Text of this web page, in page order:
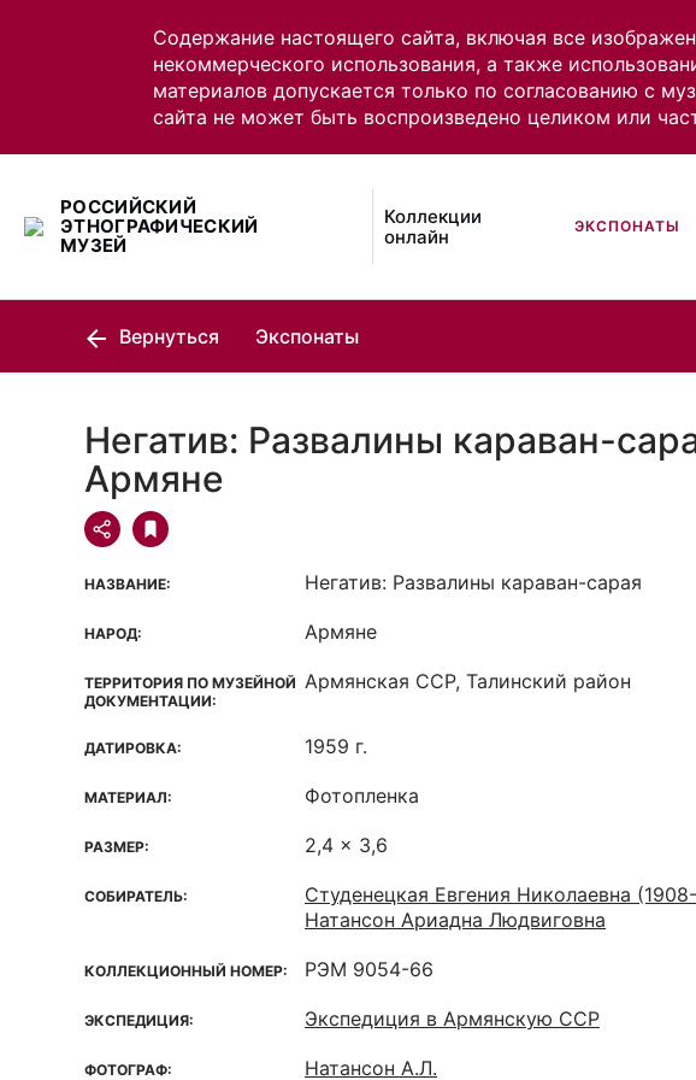
Содержание настоящего сайта, включая все
некоммерческого использования, а также
материалов допускается только по согласованию с
сайта не может быть воспроизведено целиком или
РОССИЙСКИЙ
ЭТНОГРАФИЧЕСКИЙ
МУЗЕЙ
Коллекции
онлайн
ЭКСПОНАТЫ
Вернуться Экспонаты
Негатив: Развалины караван-
Армяне
НАЗВАНИЕ: Негатив: Развалины караван-сарая
НАРОД: Армяне
ТЕРРИТОРИЯ ПО МУЗЕЙНОЙ
ДОКУМЕНТАЦИИ:
Армянская ССР, Талинский район
ДАТИРОВКА: 1959 г.
МАТЕРИАЛ: Фотопленка
РАЗМЕР: 2,4 x 3,6
СОБИРАТЕЛЬ:
Студенецкая Евгения Николаевна
Натансон Ариадна Людвиговна
КОЛЛЕКЦИОННЫЙ НОМЕР: РЭМ 9054-66
ЭКСПЕДИЦИЯ: Экспедиция в Армянскую ССР
ФОТОГРАФ: Натансон А.Л.